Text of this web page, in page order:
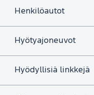
Henkilöautot
Hyötyajoneuvot
Hyödyllisiä linkkejä